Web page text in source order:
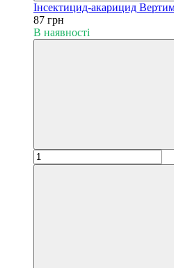
Інсектицид-акарицид
87 грн
В наявності